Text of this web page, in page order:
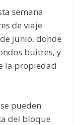
semana
de viaje
junio, donde
buitres, y
la propiedad
pueden
del bloque